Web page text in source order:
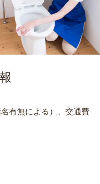
名有無による）、交通費